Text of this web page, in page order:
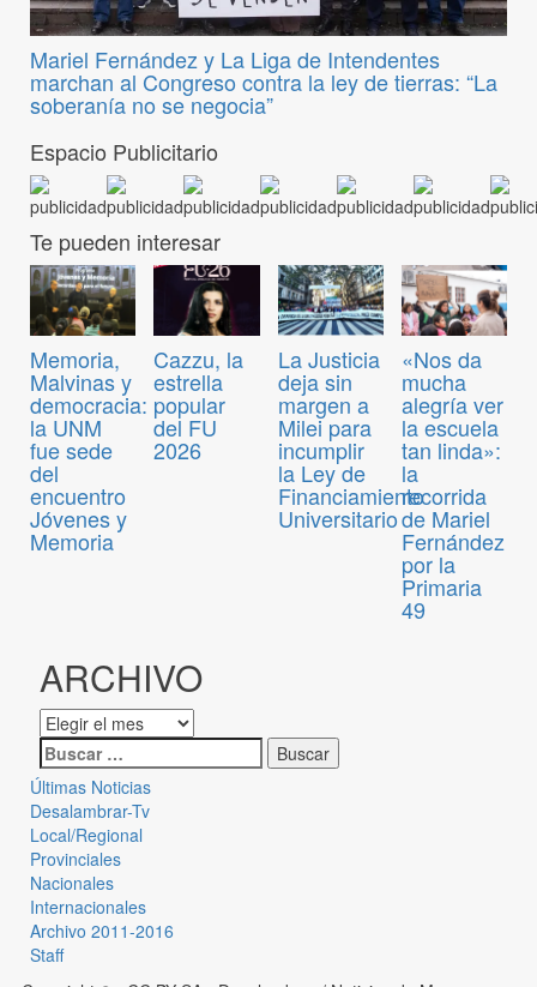
Mariel Fernández y La Liga de Intendentes
marchan al Congreso contra la ley de tierras: “La
soberanía no se negocia”
Espacio Publicitario
Te pueden interesar
Memoria,
Malvinas y
democracia:
la UNM
fue sede
del
encuentro
Jóvenes y
Memoria
Cazzu, la
estrella
popular
del FU
2026
La Justicia
deja sin
margen a
Milei para
incumplir
la Ley de
Financiamiento
Universitario
«Nos da
mucha
alegría ver
la escuela
tan linda»:
la
recorrida
de Mariel
Fernández
por la
Primaria
49
ARCHIVO
Últimas Noticias
Desalambrar-Tv
Local/Regional
Provinciales
Nacionales
Internacionales
Archivo 2011-2016
Staff